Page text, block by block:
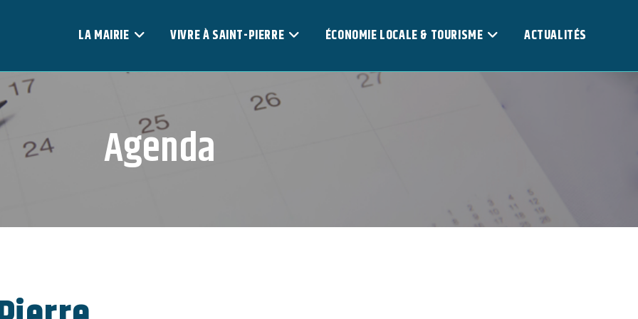
LA MAIRIE VIVRE À SAINT-PIERRE ÉCONOMIE LOCALE & TOURISME ACTUALITÉS
Agenda